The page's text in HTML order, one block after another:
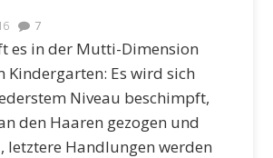
7
es in der Mutti-Dimension
Kindergarten: Es wird sich
Niveau beschimpft,
den Haaren gezogen und
letztere Handlungen werden